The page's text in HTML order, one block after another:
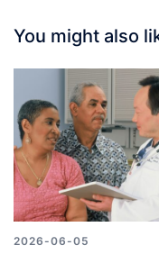
You might also
2026-06-05